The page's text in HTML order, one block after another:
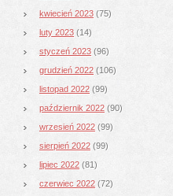
kwiecień 2023 (75)
luty 2023 (14)
styczeń 2023 (96)
grudzień 2022 (106)
listopad 2022 (99)
październik 2022 (90)
wrzesień 2022 (99)
sierpień 2022 (99)
lipiec 2022 (81)
czerwiec 2022 (72)